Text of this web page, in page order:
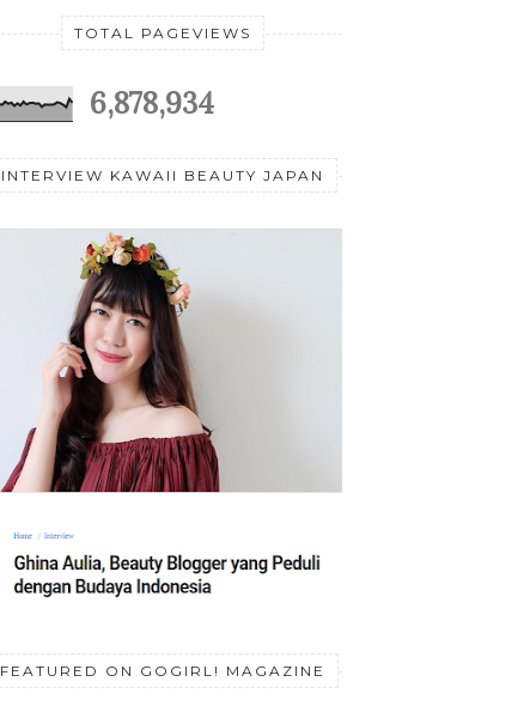
TOTAL PAGEVIEWS
6,878,934
INTERVIEW KAWAII BEAUTY JAPAN
FEATURED ON GOGIRL! MAGAZINE